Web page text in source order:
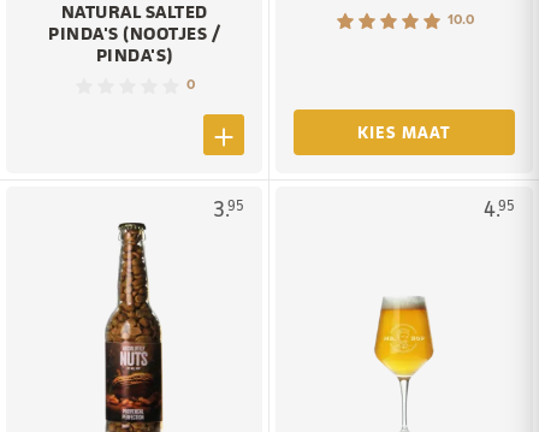
NATURAL SALTED
PINDA'S (NOOTJES /
PINDA'S)
0
10.0
KIES MAAT
3.95 4.95